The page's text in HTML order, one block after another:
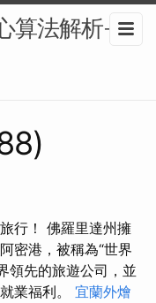
算法解析-
行！ 佛羅里達州擁
密港，被稱為“世界
領先的旅遊公司，並
業福利。 宜蘭外燴